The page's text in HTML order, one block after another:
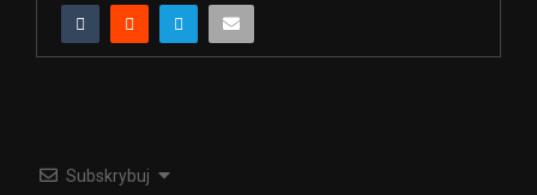
Subskrybuj